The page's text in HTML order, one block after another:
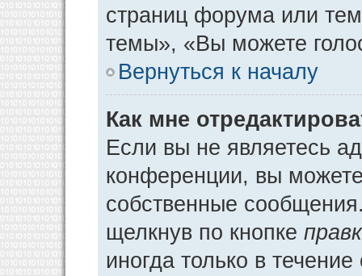
страниц форума или
темы», «Вы можете
Вернуться к началу
Как мне
Если вы не являетесь
конференции, вы можете
собственные
щелкнув по кнопке
иногда только в